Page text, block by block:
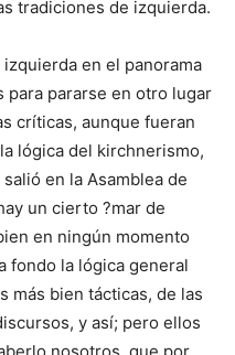
tradiciones de izquierda.
en el panorama
pararse en otro lugar
críticas, aunque fueran
lógica del kirchnerismo,
en la Asamblea de
un cierto ?mar de
en ningún momento
fondo la lógica general
más bien tácticas, de las
y así; pero ellos